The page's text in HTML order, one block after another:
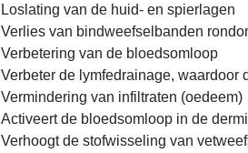
Loslating van de huid- en spierlagen
Verlies van bindweefselbanden
Verbetering van de bloedsomloop
Verbeter de lymfedrainage, waardoor
Vermindering van infiltraten (oedeem)
Activeert de bloedsomloop in de
Verhoogt de stofwisseling van